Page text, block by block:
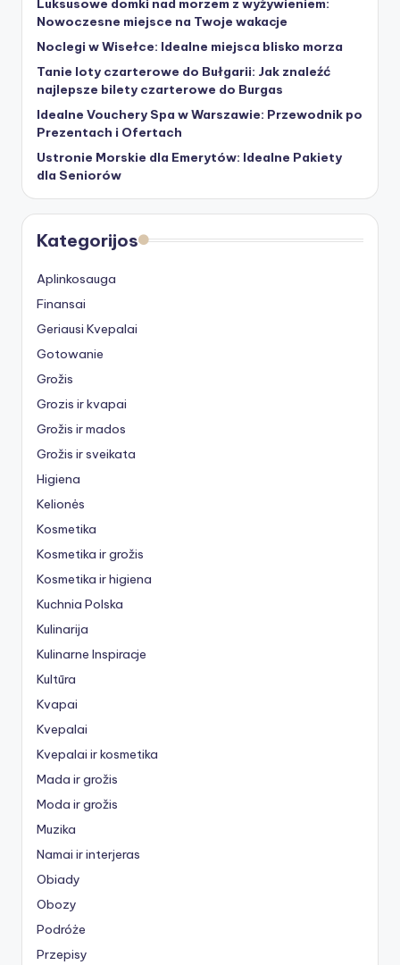
Luksusowe domki nad morzem z wyżywieniem:
Nowoczesne miejsce na Twoje wakacje
Noclegi w Wisełce: Idealne miejsca blisko morza
Tanie loty czarterowe do Bułgarii: Jak znaleźć
najlepsze bilety czarterowe do Burgas
Idealne Vouchery Spa w Warszawie: Przewodnik po
Prezentach i Ofertach
Ustronie Morskie dla Emerytów: Idealne Pakiety
dla Seniorów
Kategorijos
Aplinkosauga
Finansai
Geriausi Kvepalai
Gotowanie
Grožis
Grozis ir kvapai
Grožis ir mados
Grožis ir sveikata
Higiena
Kelionės
Kosmetika
Kosmetika ir grožis
Kosmetika ir higiena
Kuchnia Polska
Kulinarija
Kulinarne Inspiracje
Kultūra
Kvapai
Kvepalai
Kvepalai ir kosmetika
Mada ir grožis
Moda ir grožis
Muzika
Namai ir interjeras
Obiady
Obozy
Podróże
Przepisy